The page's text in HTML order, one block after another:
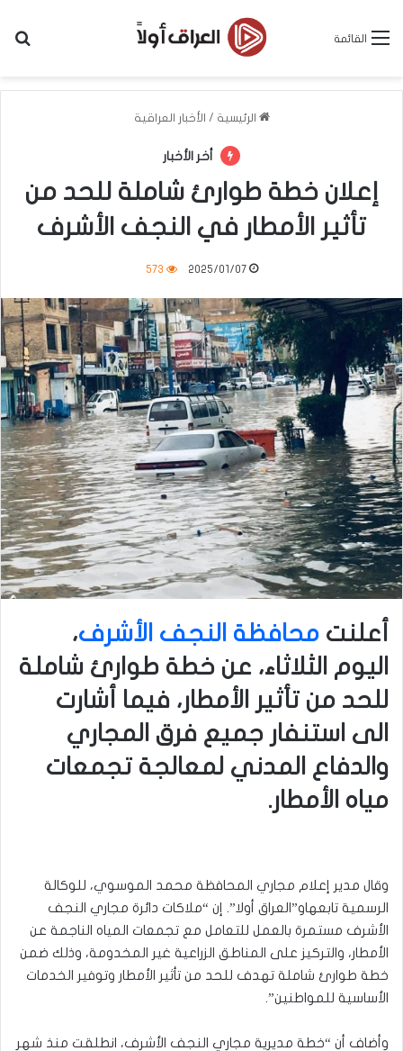
القائمة
الرئيسية / الأخبار العراقية
أخر الأخبار
إعلان خطة طوارئ شاملة للحد من
تأثير الأمطار في النجف الأشرف
2025/01/07
573
أعلنت محافظة النجف الأشرف،
اليوم الثلاثاء، عن خطة طوارئ شاملة
للحد من تأثير الأمطار، فيما أشارت
الى استنفار جميع فرق المجاري
والدفاع المدني لمعالجة تجمعات
مياه الأمطار.
وقال مدير إعلام مجاري المحافظة محمد الموسوي، للوكالة
الرسمية تابعهاو”العراق أولا”. إن “ملاكات دائرة مجاري النجف
الأشرف مستمرة بالعمل للتعامل مع تجمعات المياه الناجمة عن
الأمطار، والتركيز على المناطق الزراعية غير المخدومة، وذلك ضمن
خطة طوارئ شاملة تهدف للحد من تأثير الأمطار وتوفير الخدمات
الأساسية للمواطنين”.
وأضاف أن “خطة مديرية مجاري النجف الأشرف، انطلقت منذ شهر